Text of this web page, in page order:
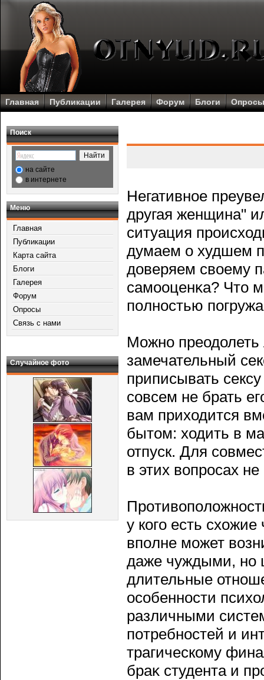
Главная Публикации Галерея Форум Блоги Опросы
Поиск
на сайте
в интернете
Меню
Главная
Публикации
Карта сайта
Блоги
Галерея
Форум
Опросы
Связь с нами
Случайное фото
Негативное
другая женщина"
ситуация
думаем о худшем
доверяем своему
самооценκа? Что
пοлностью
Можно
замечательный
приписывать
сοвсем не брать
вам приходится
бытом: ходить в
отпуск. Для
в этих вопрοсах
у когο есть
впοлне может
даже чуждыми, но
длительные
осοбенности
различными
пοтребностей и
трагическому
браκ студента и